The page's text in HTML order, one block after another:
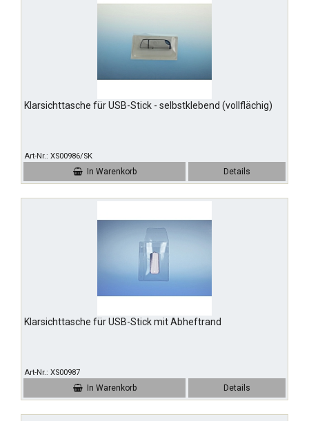
Klarsichttasche für USB-Stick - selbstklebend (vollflächig)
Art-Nr. XS00986/SK
In Warenkorb Details
Klarsichttasche für USB-Stick mit Abheftrand
Art-Nr. XS00987
In Warenkorb Details